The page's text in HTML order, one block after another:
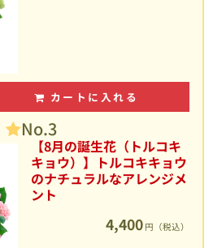
カートに入れる
No.3
【8月の誕生花（トルコキ
キョウ）】トルコキキョウ
のナチュラルなアレンジメ
ント
4,400 円（税込）